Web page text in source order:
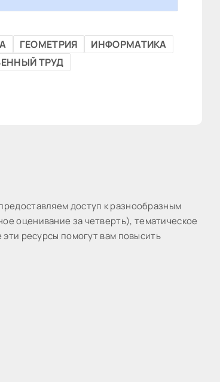
ГЕОМЕТРИЯ
ИНФОРМАТИКА
ТРУД
доступ к разнообразным
оценивание за четверть), тематическое
ресурсы помогут вам повысить